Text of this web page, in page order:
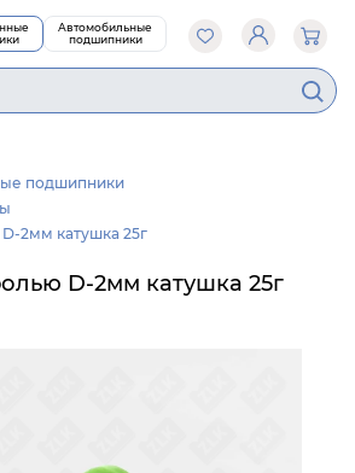
Автомобильные
подшипники
подшипники
2мм катушка 25г
D-2мм катушка 25г